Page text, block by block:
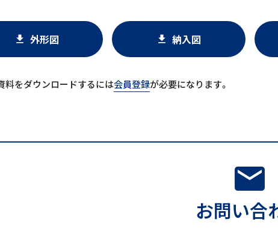
download 外形図 download 納入図
料をダウンロードするには会員登録が必要になります。
mail
お問い合